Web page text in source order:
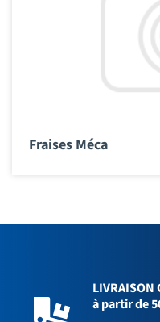
Fraises Méca
LIVRAISON
à partir de